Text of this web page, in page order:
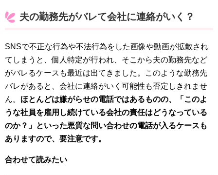
夫の勤務先がバレて会社に連絡がいく？
SNSで不正な行為や不法行為をした画像や動画が拡散され
てしまうと、個人特定が行われ、そこから夫の勤務先など
がバレるケースも最近は出てきました。このような勤務先
バレがあると、会社に連絡がいく可能性も否定しきれませ
ん。 ほとんどは嫌がらせの電話ではあるものの、「このよ
うな社員を雇用し続けている会社の責任はどうなっている
のか？」といった悪質な問い合わせの電話が入るケースも
ありますので、要注意です。
合わせて読みたい